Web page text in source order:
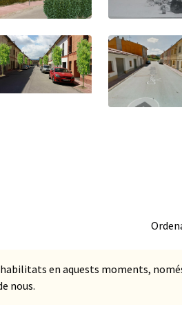
en una pestanya nova)(Obrir en una
en una pestanya nova)
en aquests moments,
nous.